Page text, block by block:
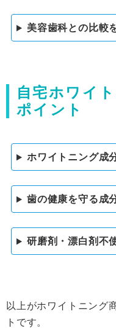
美容歯科との比較
自宅ホワイ
ポイント
ホワイトニング成
歯の健康を守る成
研磨剤・漂白剤不
以上がホワイトニング
トです。